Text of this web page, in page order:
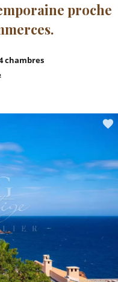
proche
chambres